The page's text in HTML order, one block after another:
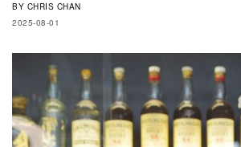
BY CHRIS CHAN
2025-08-01